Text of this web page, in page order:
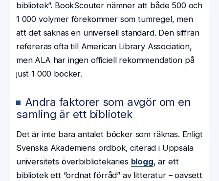
bibliotek”. BookScouter nämner att både 500 och
1 000 volymer förekommer som tumregel, men
att det saknas en universell standard. Den siffran
refereras ofta till American Library Association,
men ALA har ingen officiell rekommendation på
just 1 000 böcker.
Andra faktorer som avgör om en
samling är ett bibliotek
Det är inte bara antalet böcker som räknas. Enligt
Svenska Akademiens ordbok, citerad i Uppsala
universitets överbibliotekaries blogg, är ett
bibliotek ett ”ordnat förråd” av litteratur – oavsett